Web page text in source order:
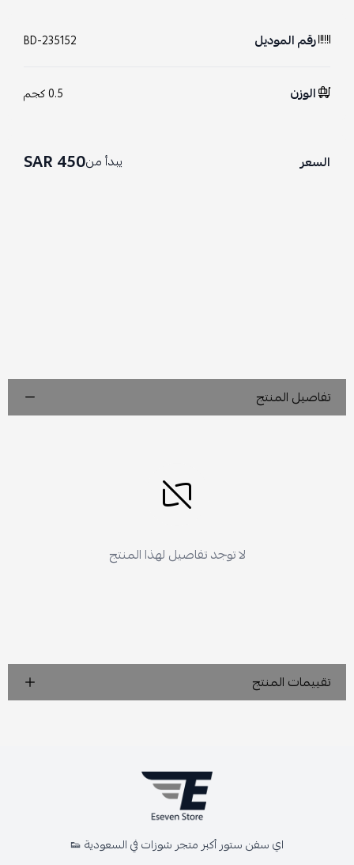
رقم الموديل BD-235152
الوزن 0.5 كجم
السعر يبدأ من450 SAR
تفاصيل المنتج
لا توجد تفاصيل لهذا المنتج
تقييمات المنتج
اي سفن ستور أكبر متجر شوزات في السعودية 👟